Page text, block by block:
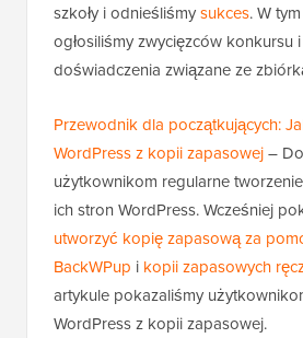
szkoły i odnieśliśmysukces. W
ogłosiliśmy zwycięzców konkursu
doświadczenia związane ze
Przewodnik dla początkujących:
WordPress z kopii zapasowej–
użytkownikom regularne
ich stron WordPress. Wcześniej
utworzyć kopię zapasową za
BackWPup i kopii zapasowych
artykule pokazaliśmy
WordPress z kopii zapasowej.